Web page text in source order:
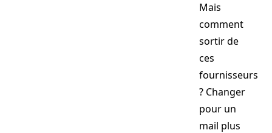
Mais
comment
sortir de
ces
fournisseurs
? Changer
pour un
mail plus